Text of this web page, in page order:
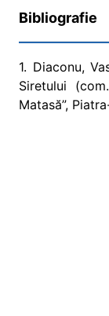
Bibliografie
1. Diaconu,
Siretului
Matasă”,